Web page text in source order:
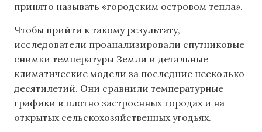
принято называть «городским островом тепла».
Чтобы прийти к такому результату,
исследователи проанализировали спутниковые
снимки температуры Земли и детальные
климатические модели за последние несколько
десятилетий. Они сравнили температурные
графики в плотно застроенных городах и на
открытых сельскохозяйственных угодьях.